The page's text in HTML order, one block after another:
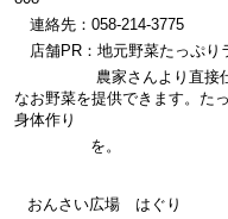
連絡先：058-214-3775
店舗PR：地元野菜たっぷり
農家さんより直接仕入
なお野菜を提供できます。た
身体作り
を。
おんさい広場 はぐり